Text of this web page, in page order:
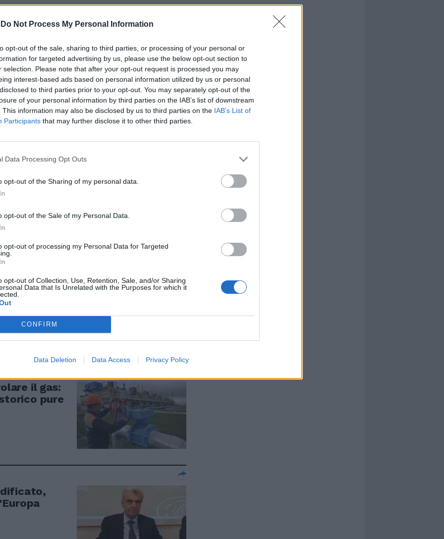
Do Not Process My Personal Information
opt-out of the sale, sharing to third parties, or processing of your personal or
for targeted advertising by us, please use the below opt-out section to
selection. Please note that after your opt-out request is processed you may
interest-based ads based on personal information utilized by us or personal
to third parties prior to your opt-out. You may separately opt-out of the
of your personal information by third parties on the IAB’s list of downstream
This information may also be disclosed by us to third parties on the IAB’s List of
Participants that may further disclose it to other third parties.
Data Processing Opt Outs
opt-out of the Sharing of my personal data.
opt-out of the Sale of my Personal Data.
opt-out of processing my Personal Data for Targeted
opt-out of Collection, Use, Retention, Sale, and/or Sharing
Data that Is Unrelated with the Purposes for which it
CONFIRM
Data Deletion Data Access Privacy Policy
i prezzi. Il
fa
con
il grano e
a
in più
il gas:
pure